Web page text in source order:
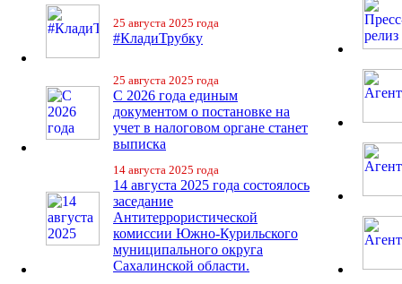
25 августа 2025 года
#КладиТрубку
25 августа 2025 года
С 2026 года единым
документом о постановке на
учет в налоговом органе станет
выписка
14 августа 2025 года
14 августа 2025 года состоялось
заседание
Антитеррористической
комиссии Южно-Курильского
муниципального округа
Сахалинской области.